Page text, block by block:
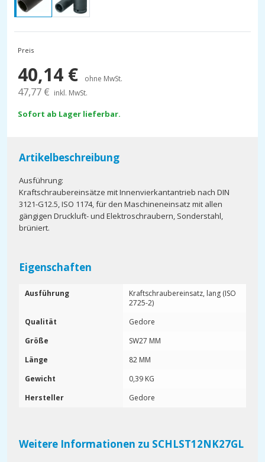
Preis
40,14 € ohne MwSt.
47,77 € inkl. MwSt.
Sofort ab Lager lieferbar.
Artikelbeschreibung
Ausführung:
Kraftschraubereinsätze mit Innenvierkantantrieb nach DIN
3121-G12.5, ISO 1174, für den Maschineneinsatz mit allen
gängigen Druckluft- und Elektroschraubern, Sonderstahl,
brüniert.
Eigenschaften
Ausführung
Kraftschraubereinsatz, lang (ISO
2725-2)
Qualität
Gedore
Größe
SW27 MM
Länge
82 MM
Gewicht
0,39 KG
Hersteller
Gedore
Weitere Informationen zu SCHLST12NK27GL